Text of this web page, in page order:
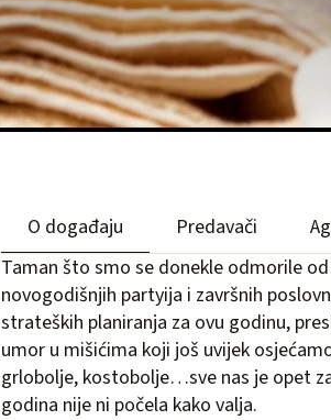
O događaju Predavači
Taman što smo se donekle odmorile
novogodišnjih partyija i završnih
strateških planiranja za ovu godinu,
umor u mišićima koji još uvijek
grlobolje, kostobolje…sve nas je opet
godina nije ni počela kako valja.